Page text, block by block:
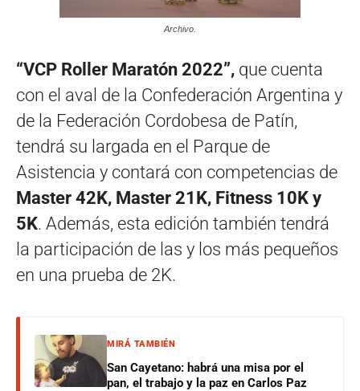
Archivo.
“VCP Roller Maratón 2022”, que cuenta
con el aval de la Confederación Argentina y
de la Federación Cordobesa de Patín,
tendrá su largada en el Parque de
Asistencia y contará con competencias de
Master 42K, Master 21K, Fitness 10K y
5K. Además, esta edición también tendrá
la participación de las y los más pequeños
en una prueba de 2K.
MIRÁ TAMBIÉN
San Cayetano: habrá una misa por el
pan, el trabajo y la paz en Carlos Paz